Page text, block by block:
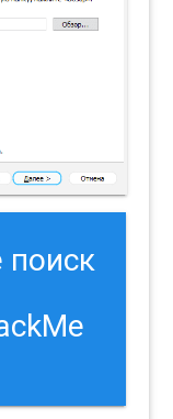
поиск